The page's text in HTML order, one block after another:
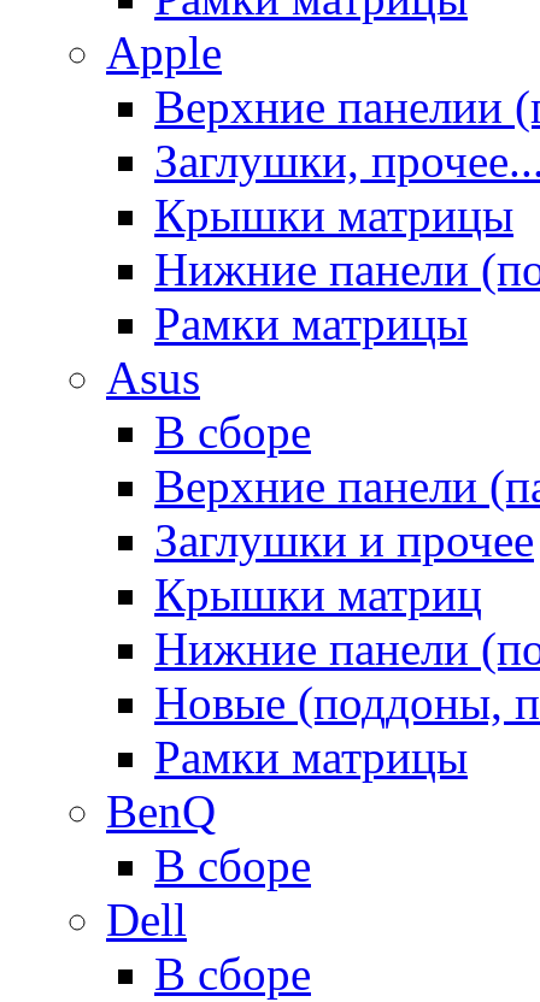
Apple
Верхние панелии
Заглушки,
Крышки матрицы
Нижние панели
Рамки матрицы
Asus
В сборе
Верхние панели
Заглушки и прочее
Крышки матриц
Нижние панели
Новые (поддоны,
Рамки матрицы
BenQ
В сборе
Dell
В сборе